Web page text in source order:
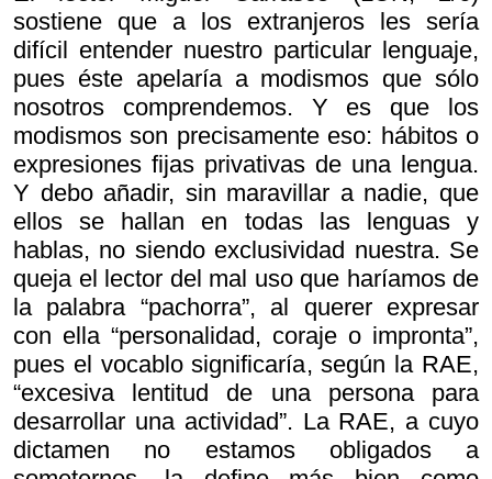
sostiene que a los extranjeros les sería
difícil entender nuestro particular lenguaje,
pues éste apelaría a modismos que sólo
nosotros comprendemos. Y es que los
modismos son precisamente eso: hábitos o
expresiones fijas privativas de una lengua.
Y debo añadir, sin maravillar a nadie, que
ellos se hallan en todas las lenguas y
hablas, no siendo exclusividad nuestra. Se
queja el lector del mal uso que haríamos de
la palabra “pachorra”, al querer expresar
con ella “personalidad, coraje o impronta”,
pues el vocablo significaría, según la RAE,
“excesiva lentitud de una persona para
desarrollar una actividad”. La RAE, a cuyo
dictamen no estamos obligados a